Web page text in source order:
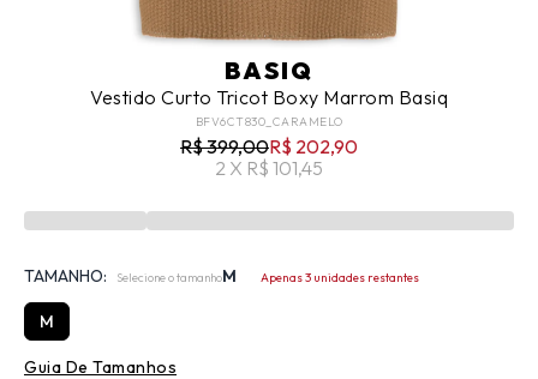
BASIQ
Vestido Curto Tricot Boxy Marrom Basiq
BFV6CT830_CARAMELO
R$ 399,00R$ 202,90
2 X R$ 101,45
TAMANHO: Selecione o tamanhoM Apenas 3 unidades restantes
M
Guia De Tamanhos